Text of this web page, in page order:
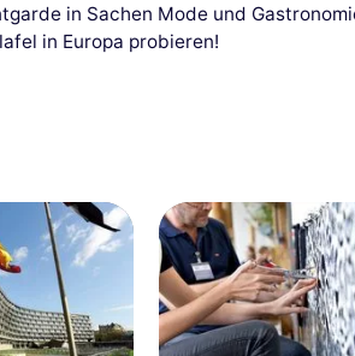
in Sachen Mode und
in Europa probieren!